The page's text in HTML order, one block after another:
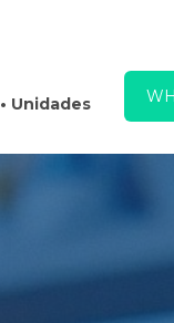
• Unidades